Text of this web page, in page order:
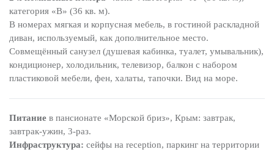
категория «В» (36 кв. м).
В номерах мягкая и корпусная мебель, в гостиной раскладной
диван, используемый, как дополнительное место.
Совмещённый санузел (душевая кабинка, туалет, умывальник),
кондиционер, холодильник, телевизор, балкон с набором
пластиковой мебели, фен, халаты, тапочки. Вид на море.
Питание в пансионате «Морской бриз», Крым: завтрак,
завтрак-ужин, 3-раз.
Инфраструктура: сейфы на reception, паркинг на территории